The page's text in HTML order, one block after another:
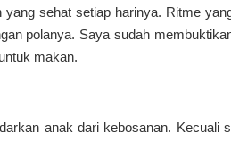
sehat setiap harinya. Ritme
polanya. Saya sudah
makan.
anak dari kebosanan. Kecuali